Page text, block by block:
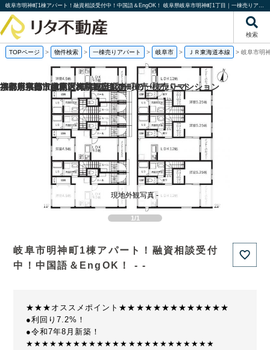
岐阜市明神町1棟アパート！融資相談受付中！中国語＆EngOK！ 岐阜県岐阜市明神町1丁目｜一棟売りアパート｜投資物件や収益物件｜株式会社リタ不動産
検索
TOPページ > 物件検索 > 一棟売りアパート > 岐阜市 > ＪＲ東海道本線 > 岐阜市明
1/1
現地外観写真 -
岐阜市明神町1棟アパート！融資相談受付
中！中国語＆EngOK！ - -
★★★オススメポイント★★★★★★★★★★★★★
●利回り7.2%！
●令和7年8月新築！
★★★★★★★★★★★★★★★★★★★★★★★★
福岡県福岡市城南区梅林2丁目の一棟売りアパート
京都府京都市伏見区深草堀田町の
京都府京都市南区吉祥院観音堂南町の一棟売りマンション
神奈川県藤沢市柄沢2丁目の